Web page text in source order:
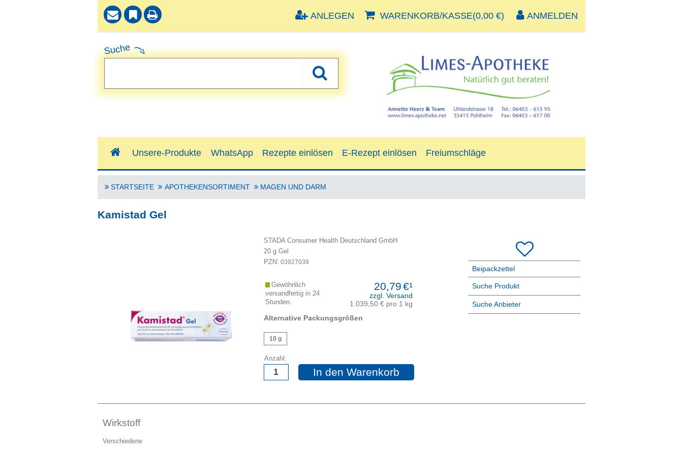
Suche
ANLEGEN WARENKORB/KASSE(0,00 €) ANMELDEN
Unsere-Produkte WhatsApp Rezepte einlösen E-Rezept einlösen Freiumschläge
STARTSEITE APOTHEKENSORTIMENT MAGEN UND DARM
Kamistad Gel
STADA Consumer Health Deutschland GmbH
20 gGel
PZN: 03927039
20,79€¹
zzgl. Versand
1.039,50 € pro 1 kg
Gewöhnlich
versandfertig in 24
Stunden.
Alternative Packungsgrößen
10 g
Anzahl:
In den Warenkorb
Beipackzettel
Suche Produkt
Suche Anbieter
Wirkstoff
Verschiedene